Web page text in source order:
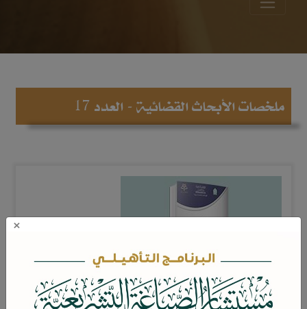
ملخصات الأبحاث القضائية - العدد 17
×